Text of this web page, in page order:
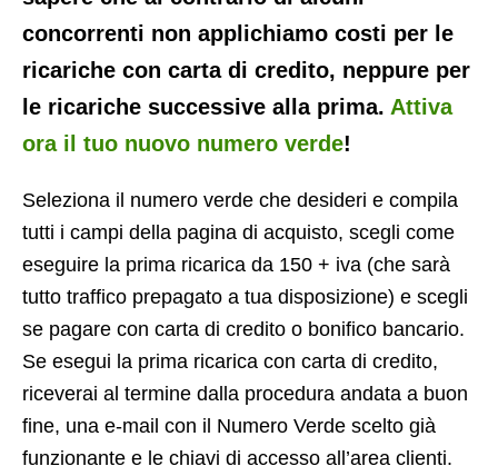
concorrenti non applichiamo costi per le
ricariche con carta di credito, neppure per
le ricariche successive alla prima. Attiva
ora il tuo nuovo numero verde!
Seleziona il numero verde che desideri e compila
tutti i campi della pagina di acquisto, scegli come
eseguire la prima ricarica da 150 + iva (che sarà
tutto traffico prepagato a tua disposizione) e scegli
se pagare con carta di credito o bonifico bancario.
Se esegui la prima ricarica con carta di credito,
riceverai al termine dalla procedura andata a buon
fine, una e-mail con il Numero Verde scelto già
funzionante e le chiavi di accesso all’area clienti.